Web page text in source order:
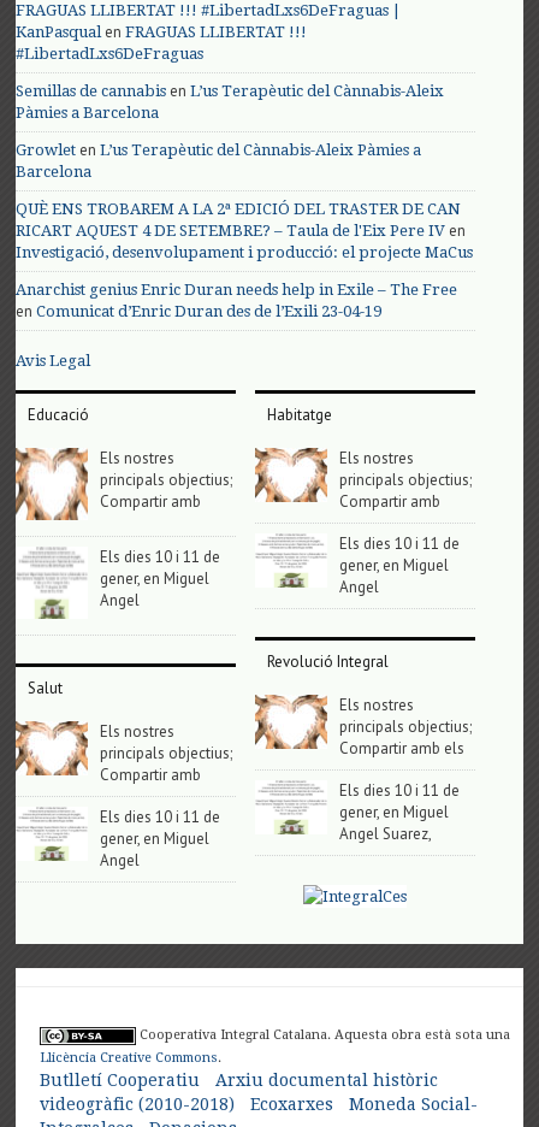
FRAGUAS LLIBERTAT !!! #LibertadLxs6DeFraguas |
KanPasqualenFRAGUAS LLIBERTAT !!!
#LibertadLxs6DeFraguas
Semillas de cannabis enL’us Terapèutic del Cànnabis-Aleix
Pàmies a Barcelona
Growlet enL’us Terapèutic del Cànnabis-Aleix Pàmies a
Barcelona
QUÈ ENS TROBAREM A LA 2ª EDICIÓ DEL TRASTER DE CAN
RICART AQUEST 4 DE SETEMBRE? – Taula de l'Eix Pere IV en
Investigació, desenvolupament i producció: el projecte MaCus
Anarchist genius Enric Duran needs help in Exile – The Free
enComunicat d’Enric Duran des de l’Exili 23-04-19
Avis Legal
Educació
Els nostres
principals objectius;
Compartir amb
Els dies 10 i 11 de
gener, en Miguel
Angel
Salut
Els nostres
principals objectius;
Compartir amb
Els dies 10 i 11 de
gener, en Miguel
Angel
Habitatge
Els nostres
principals objectius;
Compartir amb
Els dies 10 i 11 de
gener, en Miguel
Angel
Revolució Integral
Els nostres
principals objectius;
Compartir amb els
Els dies 10 i 11 de
gener, en Miguel
Angel Suarez,
Cooperativa Integral Catalana. Aquesta obra està sota una
Llicència Creative Commons.
Butlletí Cooperatiu
Arxiu documental històric
videogràfic (2010-2018)
Ecoxarxes
Moneda Social-